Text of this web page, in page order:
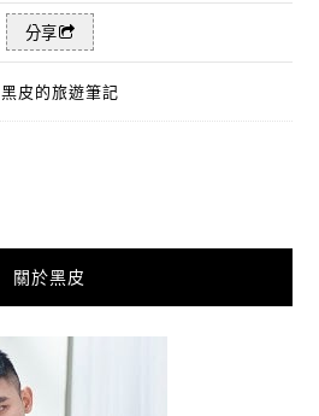
分享
黑皮的旅遊筆記
關於黑皮